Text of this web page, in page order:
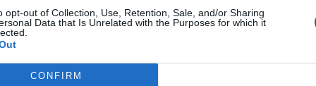
opt-out of Collection, Use, Retention, Sale, and/or Sharing
Data that Is Unrelated with the Purposes for which it
CONFIRM
laisva valia: jo
A. Skardžius
diena
atvirauti: dingsta deklaruotas
turtas, vaikai ir praeitis